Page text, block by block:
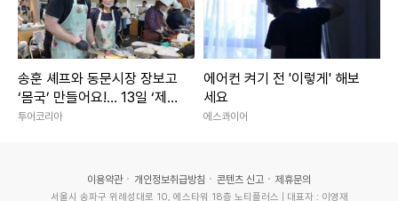
송훈 셰프와 동문시장 장보고
‘몸국’ 만들어요!… 13일 ‘제주
미행’ 특별회차 운영
투어코리아
에어컨 켜기 전 '이렇게' 해보
세요
에스콰이어
이용약관 개인정보취급방침 콘텐츠 신고 제휴문의
서울시 송파구 위례성대로 10, 에스타워 18층 노티플러스 | 대표자 : 이영재